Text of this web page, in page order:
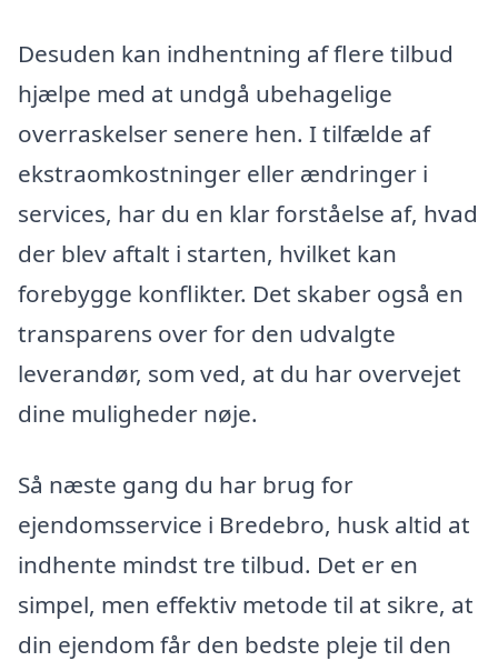
Desuden kan indhentning af flere tilbud
hjælpe med at undgå ubehagelige
overraskelser senere hen. I tilfælde af
ekstraomkostninger eller ændringer i
services, har du en klar forståelse af, hvad
der blev aftalt i starten, hvilket kan
forebygge konflikter. Det skaber også en
transparens over for den udvalgte
leverandør, som ved, at du har overvejet
dine muligheder nøje.
Så næste gang du har brug for
ejendomsservice i Bredebro, husk altid at
indhente mindst tre tilbud. Det er en
simpel, men effektiv metode til at sikre, at
din ejendom får den bedste pleje til den